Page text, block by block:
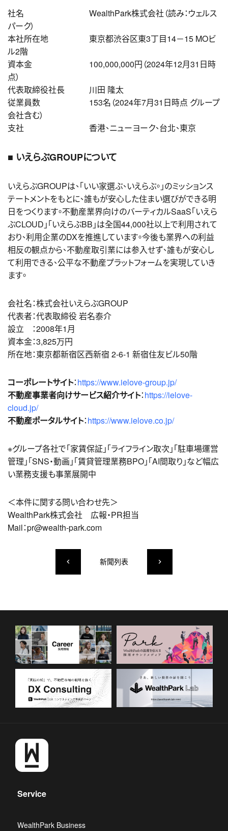
社名
WealthPark株式会社（読み：ウェルス
パーク）
本社所在地
東京都渋谷区東3丁目14－15 MOビ
ル2階
資本金
100,000,000円（2024年12月31日時
点）
代表取締役社長
川田 隆太
従業員数
153名（2024年7月31日時点 グループ
会社含む）
支社
香港、ニューヨーク、台北、東京
■ いえらぶGROUPについて
いえらぶGROUPは、「いい家選ぶ、いえらぶ。」のミッションス
テートメントをもとに、誰もが安心した住まい選びができる明
日をつくります。不動産業界向けのバーティカルSaaS「いえら
ぶCLOUD」「いえらぶBB」は全国44,000社以上で利用されて
おり、利用企業のDXを推進しています。今後も業界への利益
相反の観点から、不動産取引業には参入せず、誰もが安心し
て利用できる、公平な不動産プラットフォームを実現していき
ます。
会社名：株式会社いえらぶGROUP
代表者：代表取締役 岩名泰介
設立 ：2008年1月
資本金：3,825万円
所在地：東京都新宿区西新宿 2-6-1 新宿住友ビル50階
コーポレートサイト：https://www.ielove-group.jp/
不動産事業者向けサービス紹介サイト：https://ielove-
cloud.jp/
不動産ポータルサイト：https://www.ielove.co.jp/
※グループ各社で「家賃保証」「ライフライン取次」「駐車場運営
管理」「SNS・動画」「賃貸管理業務BPO」「AI間取り」など幅広
い業務支援も事業展開中
＜本件に関する問い合わせ先＞
WealthPark株式会社 広報・PR担当
Mail：pr@wealth-park.com
keyboard_arrow_left 新聞列表 keyboard_arrow_right
Service
WealthPark Business